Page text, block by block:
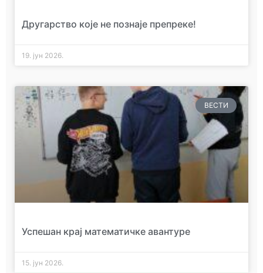
Другарство које не познаје препреке!
19. јун 2026.
ВЕСТИ
Успешан крај математичке авантуре
15. јун 2026.